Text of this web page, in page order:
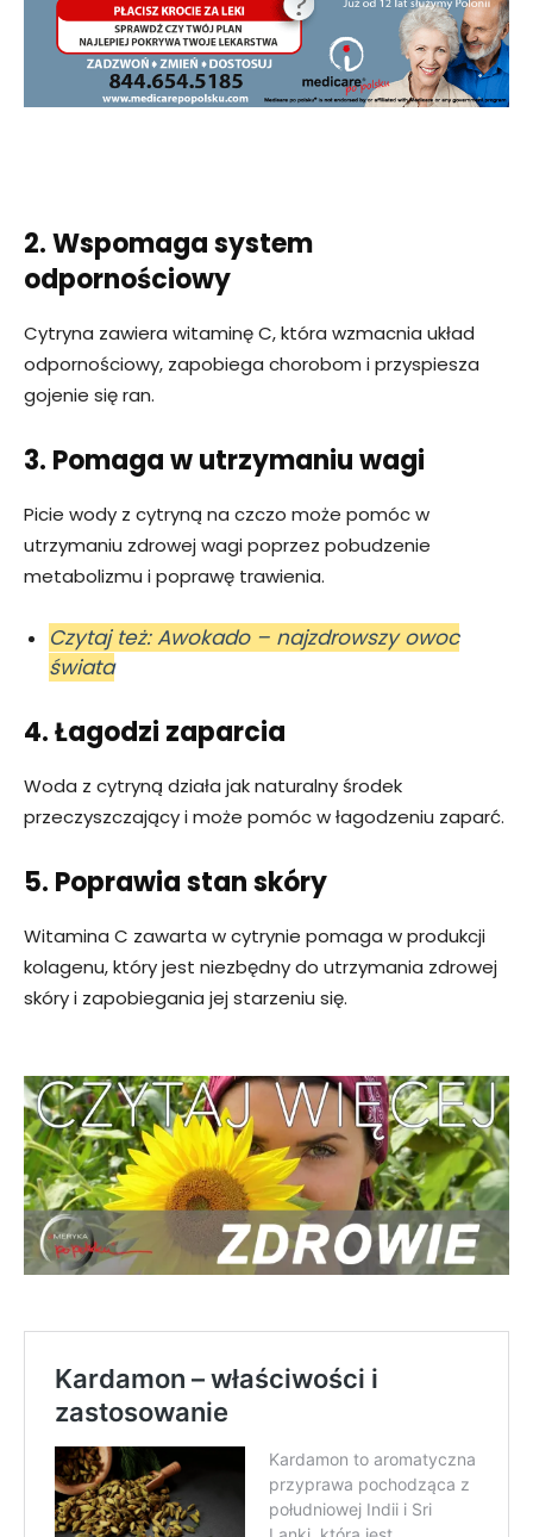
2. Wspomaga system
odpornościowy
Cytryna zawiera witaminę C, która wzmacnia układ
odpornościowy, zapobiega chorobom i przyspiesza
gojenie się ran.
3. Pomaga w utrzymaniu wagi
Picie wody z cytryną na czczo może pomóc w
utrzymaniu zdrowej wagi poprzez pobudzenie
metabolizmu i poprawę trawienia.
Czytaj też: Awokado – najzdrowszy owoc
świata
4. Łagodzi zaparcia
Woda z cytryną działa jak naturalny środek
przeczyszczający i może pomóc w łagodzeniu zaparć.
5. Poprawia stan skóry
Witamina C zawarta w cytrynie pomaga w produkcji
kolagenu, który jest niezbędny do utrzymania zdrowej
skóry i zapobiegania jej starzeniu się.